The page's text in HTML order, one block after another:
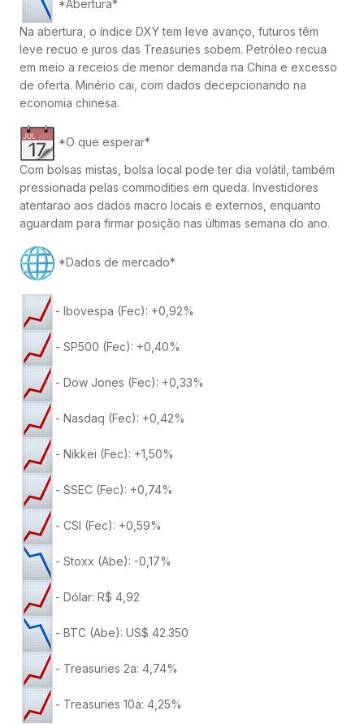
*Abertura*
Na abertura, o índice DXY tem leve avanço, futuros têm
leve recuo e juros das Treasuries sobem. Petróleo recua
em meio a receios de menor demanda na China e excesso
de oferta. Minério cai, com dados decepcionando na
economia chinesa.
*O que esperar*
Com bolsas mistas, bolsa local pode ter dia volátil, também
pressionada pelas commodities em queda. Investidores
atentarao aos dados macro locais e externos, enquanto
aguardam para firmar posição nas últimas semana do ano.
*Dados de mercado*
- Ibovespa (Fec): +0,92%
- SP500 (Fec): +0,40%
- Dow Jones (Fec): +0,33%
- Nasdaq (Fec): +0,42%
- Nikkei (Fec): +1,50%
- SSEC (Fec): +0,74%
- CSI (Fec): +0,59%
- Stoxx (Abe): -0,17%
- Dólar: R$ 4,92
- BTC (Abe): US$ 42.350
- Treasuries 2a: 4,74%
- Treasuries 10a: 4,25%